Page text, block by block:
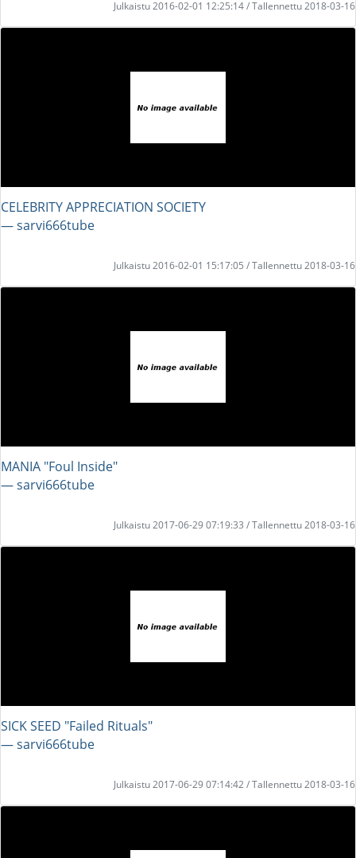
Julkaistu 2016-02-01 12:25:14 / Tallennettu 2018-03-16
CELEBRITY APPRECIATION SOCIETY
― sarvi666tube
Julkaistu 2016-02-01 15:17:05 / Tallennettu 2018-03-16
MANIA "Foul Inside"
― sarvi666tube
Julkaistu 2017-06-29 07:19:33 / Tallennettu 2018-03-16
SICK SEED "Failed Rituals"
― sarvi666tube
Julkaistu 2017-06-29 07:14:42 / Tallennettu 2018-03-16